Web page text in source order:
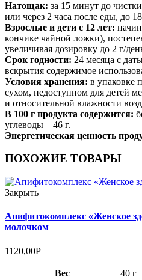
Натощак: за 15 минут до
или через 2 часа после еды, до
Взрослые и дети с 12 лет:
кончике чайной ложки),
увеличивая дозировку до 2 г/
Срок годности: 24 месяца с
вскрытия содержимое
Условия хранения: в упаковке
сухом, недоступном для детей
и относительной влажности
В 100 г продукта содержится:
углеводы – 46 г.
Энергетическая ценность
ПОХОЖИЕ ТОВАРЫ
Закрыть
Апифитокомплекс «Женское
молочком
1120,00Р
Вес 40 г